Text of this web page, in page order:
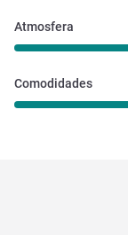
Atmosfera
Comodidades